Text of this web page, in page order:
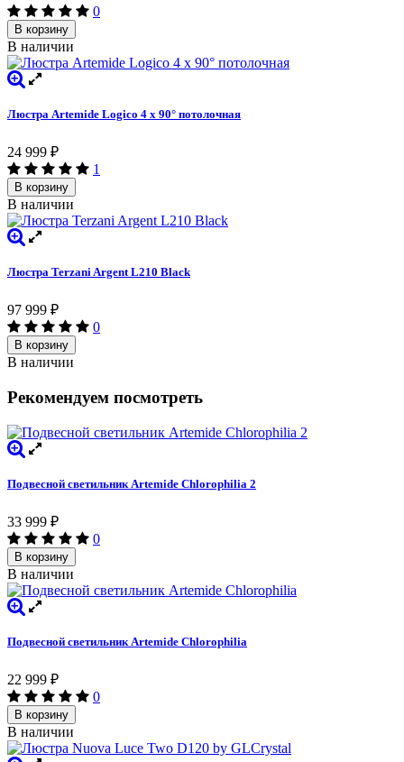
0
В корзину
В наличии
Люстра Artemide Logico 4 x 90° потолочная
24 999 ₽
1
В корзину
В наличии
Люстра Terzani Argent L210 Black
97 999 ₽
0
В корзину
В наличии
Рекомендуем посмотреть
Подвесной светильник Artemide Chlorophilia 2
33 999 ₽
0
В корзину
В наличии
Подвесной светильник Artemide Chlorophilia
22 999 ₽
0
В корзину
В наличии